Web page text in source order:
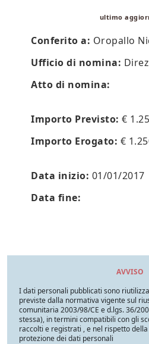
ultimo
Conferito a: Oropallo
Ufficio di nomina:
Atto di nomina:
Importo Previsto: €
Importo Erogato: €
Data inizio: 01/01/2017
Data fine:
AVVISO
I dati personali pubblicati sono
previste dalla normativa vigente sul
comunitaria 2003/98/CE e d.lgs. 36/
stessa), in termini compatibili con gli
raccolti e registrati , e nel rispetto
protezione dei dati personali